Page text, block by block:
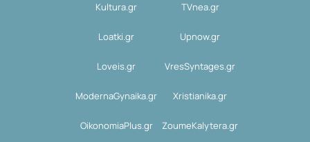
Kultura.gr TVnea.gr
Loatki.gr Upnow.gr
Loveis.gr VresSyntages.gr
ModernaGynaika.gr Xristianika.gr
OikonomiaPlus.gr ZoumeKalytera.gr